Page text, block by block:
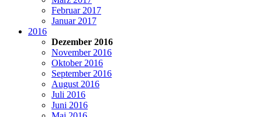
Februar 2017
Januar 2017
2016
Dezember 2016
November 2016
Oktober 2016
September 2016
August 2016
Juli 2016
Juni 2016